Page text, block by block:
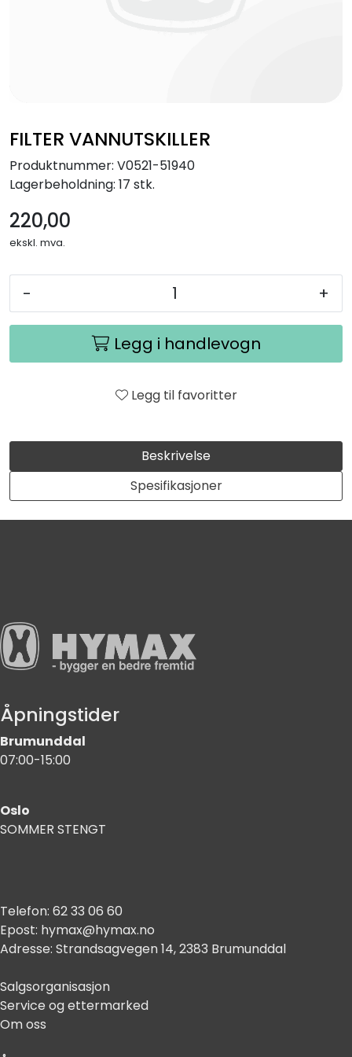
FILTER VANNUTSKILLER
Produktnummer: V0521-51940
Lagerbeholdning: 17 stk.
220,00
ekskl. mva.
- +
Legg i handlevogn
Legg til favoritter
Beskrivelse
Spesifikasjoner
Åpningstider
Brumunddal
07:00-15:00
Oslo
SOMMER STENGT
Telefon: 62 33 06 60
Epost: hymax@hymax.no
Adresse: Strandsagvegen 14, 2383 Brumunddal
Salgsorganisasjon
Service og ettermarked
Om oss